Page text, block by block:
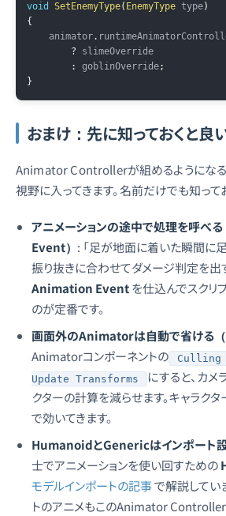
void SetEnemyType( EnemyType type)
{
    animator
.
? slimeOverride
:
goblinOverride;
}
おまけ：先に知っておくと良
Animator Controllerが組めるようになる
視野に入ってきます。名前だけでも知って
アニメーションの途中で処理を呼べ
Event） : 「足が地面に着いた瞬間に
振り抜きに合わせてダメージ判定を出
Animation Eventを仕込んでスクリ
のが定番です。
画面外のAnimatorは自動で省ける
Animatorコンポーネントの
Culling
Update Transforms
にすると、カメ
クターの計算を減らせます。キャラク
で効いてきます。
HumanoidとGenericはインポート
士でアニメーションを使い回すための
モデルインポートの記事で解説してい
トのアニメもこのAnimator